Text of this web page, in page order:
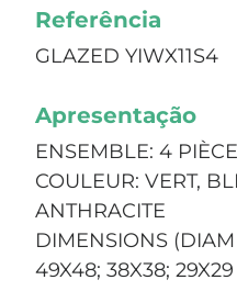
Referência
GLAZED YIWX11S4
Apresentação
ENSEMBLE: 4
COULEUR: VERT,
ANTHRACITE
DIMENSIONS
49X48; 38X38;